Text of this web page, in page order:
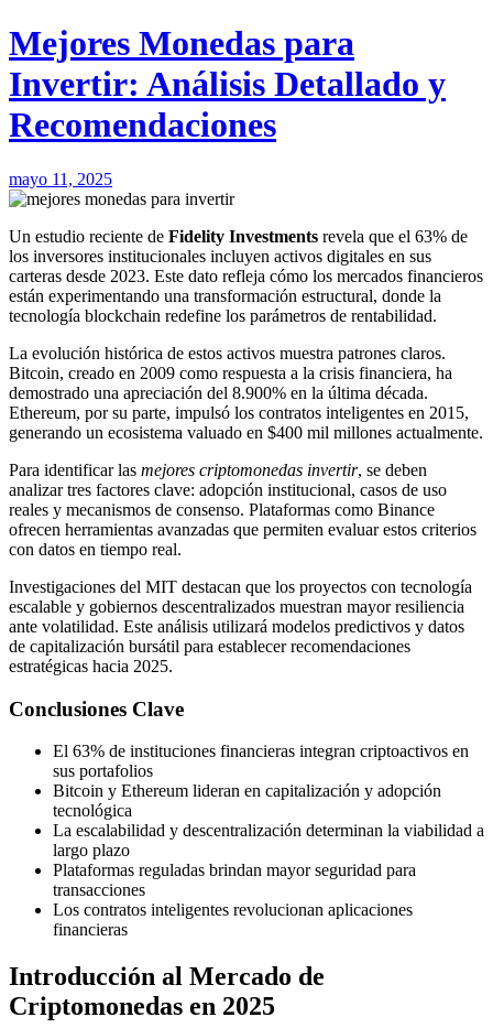
Mejores Monedas para
Invertir: Análisis Detallado y
Recomendaciones
mayo 11, 2025
Un estudio reciente de Fidelity Investments revela que el 63% de
los inversores institucionales incluyen activos digitales en sus
carteras desde 2023. Este dato refleja cómo los mercados financieros
están experimentando una transformación estructural, donde la
tecnología blockchain redefine los parámetros de rentabilidad.
La evolución histórica de estos activos muestra patrones claros.
Bitcoin, creado en 2009 como respuesta a la crisis financiera, ha
demostrado una apreciación del 8.900% en la última década.
Ethereum, por su parte, impulsó los contratos inteligentes en 2015,
generando un ecosistema valuado en $400 mil millones actualmente.
Para identificar las mejores criptomonedas invertir, se deben
analizar tres factores clave: adopción institucional, casos de uso
reales y mecanismos de consenso. Plataformas como Binance
ofrecen herramientas avanzadas que permiten evaluar estos criterios
con datos en tiempo real.
Investigaciones del MIT destacan que los proyectos con tecnología
escalable y gobiernos descentralizados muestran mayor resiliencia
ante volatilidad. Este análisis utilizará modelos predictivos y datos
de capitalización bursátil para establecer recomendaciones
estratégicas hacia 2025.
Conclusiones Clave
El 63% de instituciones financieras integran criptoactivos en
sus portafolios
Bitcoin y Ethereum lideran en capitalización y adopción
tecnológica
La escalabilidad y descentralización determinan la viabilidad a
largo plazo
Plataformas reguladas brindan mayor seguridad para
transacciones
Los contratos inteligentes revolucionan aplicaciones
financieras
Introducción al Mercado de
Criptomonedas en 2025